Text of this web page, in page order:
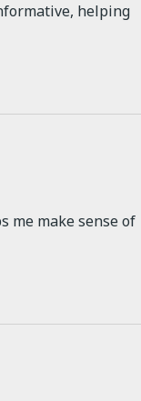
helping
me make sense of